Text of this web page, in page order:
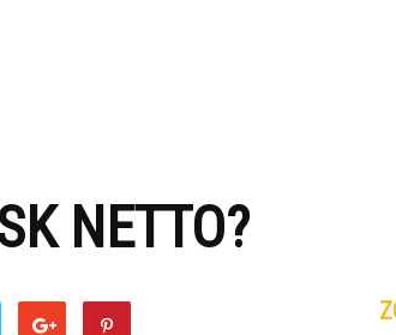
NETTO?